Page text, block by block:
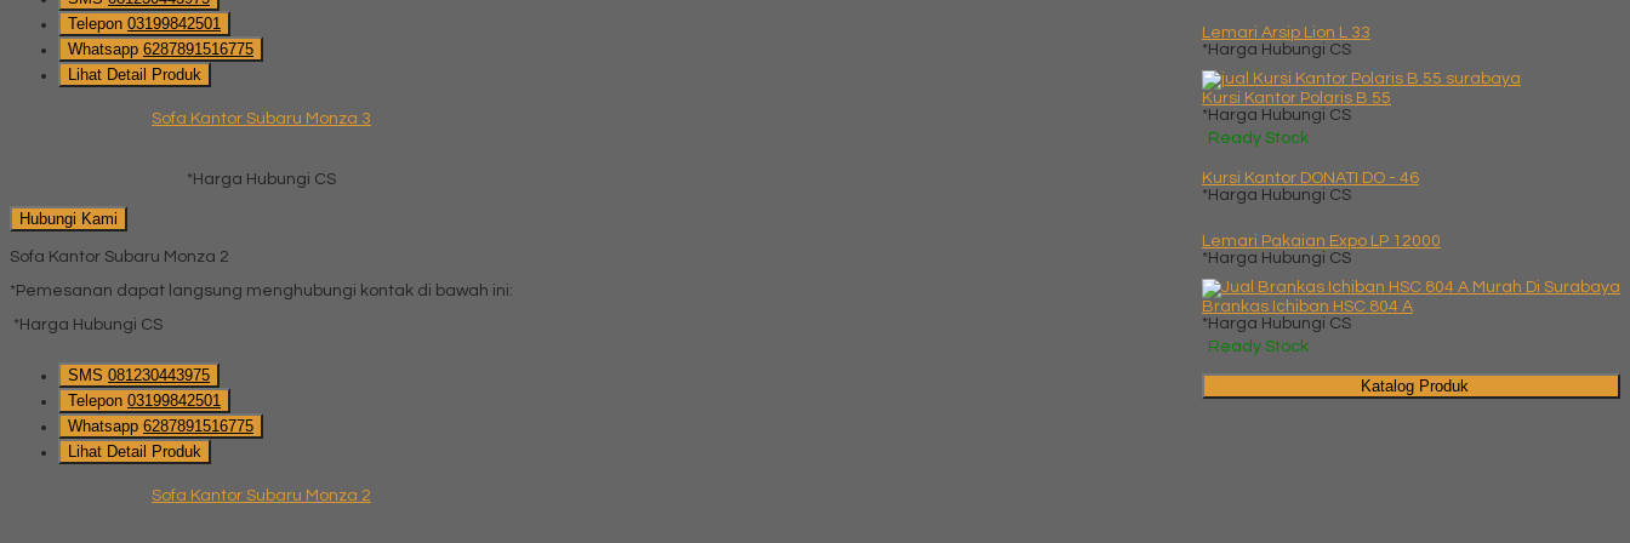
Telepon 03199842501
Whatsapp 6287891516775
Lihat Detail Produk
Sofa Kantor Subaru Monza 3
*Harga Hubungi CS
Hubungi Kami
Sofa Kantor Subaru Monza 2
*Pemesanan dapat langsung menghubungi kontak di bawah ini:
*Harga Hubungi CS
SMS 081230443975
Telepon 03199842501
Whatsapp 6287891516775
Lihat Detail Produk
Sofa Kantor Subaru Monza 2
Lemari Arsip Lion L 33
*Harga Hubungi CS
Kursi Kantor Polaris B 55
*Harga Hubungi CS
Ready Stock
Kursi Kantor DONATI DO - 46
*Harga Hubungi CS
Lemari Pakaian Expo LP 12000
*Harga Hubungi CS
Brankas Ichiban HSC 804 A
*Harga Hubungi CS
Ready Stock
Katalog Produk